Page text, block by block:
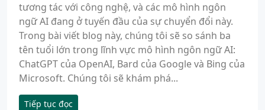
tương tác với công nghệ, và các mô hình ngôn
ngữ AI đang ở tuyến đầu của sự chuyển đổi này.
Trong bài viết blog này, chúng tôi sẽ so sánh ba
tên tuổi lớn trong lĩnh vực mô hình ngôn ngữ AI:
ChatGPT của OpenAI, Bard của Google và Bing của
Microsoft. Chúng tôi sẽ khám phá...
Tiếp tục đọc